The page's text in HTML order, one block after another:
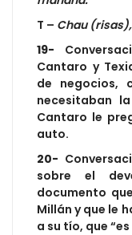
T – Chau
19-
Cantaro y
de negocios,
necesitaban
Cantaro le
auto.
20-
sobre el
documento
Millán y que le
a su tío, que “es